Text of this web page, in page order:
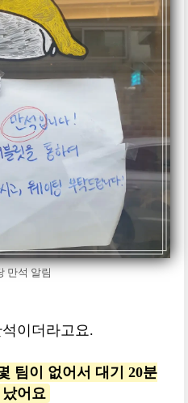
만석 알림
이더라고요.
팀이 없어서 대기 20분
어요